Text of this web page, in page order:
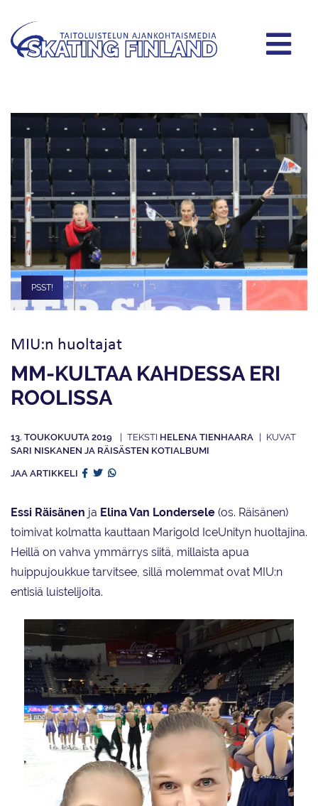
PSST!
MIU:n huoltajat
MM-KULTAA KAHDESSA ERI
ROOLISSA
13. TOUKOKUUTA 2019
HELENA TIENHAARA
SARI NISKANEN JA RÄISÄSTEN KOTIALBUMI
JAA ARTIKKELI
Essi Räisänen ja Elina Van Londersele (os. Räisänen)
toimivat kolmatta kauttaan Marigold IceUnityn huoltajina.
Heillä on vahva ymmärrys siitä, millaista apua
huippujoukkue tarvitsee, sillä molemmat ovat MIU:n
entisiä luistelijoita.